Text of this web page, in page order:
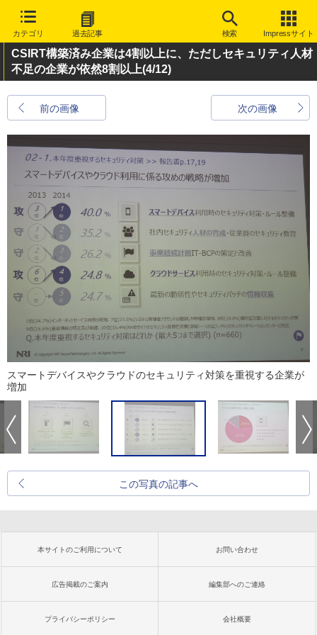
カテゴリ 過去記事 検索 Impressサイト
CSIRT構築済み企業は4割以上に、ただしセキュリティ人材
不足の企業が依然8割以上(4/12)
前の画像 次の画像
スマートデバイスやクラウドのセキュリティ対策を重視する企業が
増加
この写真の記事へ
本サイトのご利用について お問い合わせ
広告掲載のご案内 編集部へのご連絡
プライバシーポリシー 会社概要